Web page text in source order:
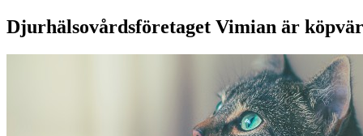
Djurhälsovårdsföretaget Vimian är